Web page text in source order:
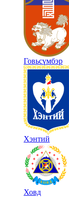
Говьсүмбэр
Хэнтий
Ховд